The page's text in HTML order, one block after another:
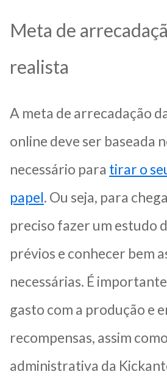
Meta de
realista
A meta de arrecadação
online deve ser baseada
necessário para tirar o
papel. Ou seja, para
preciso fazer um estudo
prévios e conhecer bem
necessárias. É
gasto com a produção e
recompensas, assim
administrativa da